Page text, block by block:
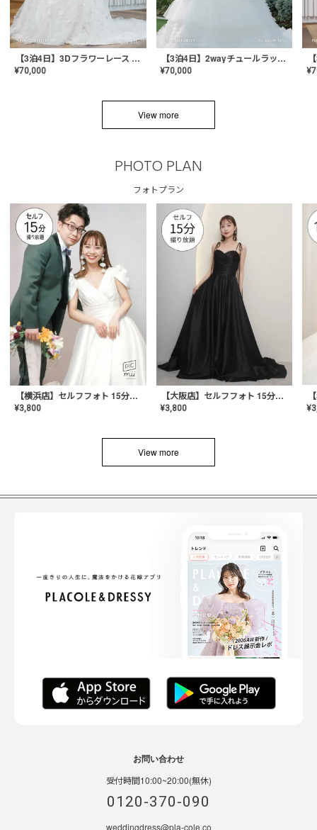
【3泊4日】3Dフラワーレース ドレス〈PD-WDOR-331〉
¥70,000
【3泊4日】2wayチュールラッフルドレス〈PD-WDOR-341RTL〉
¥70,000 ¥
View more
PHOTO PLAN
フォトプラン
【横浜店】セルフフォト 15分撮り放題プラン
¥3,800
【大阪店】セルフフォト 15分撮り放題プラン
¥3,800 ¥
View more
お問い合わせ
受付時間10:00~20:00(無休)
0120-370-090
weddingdress@pla-cole.co